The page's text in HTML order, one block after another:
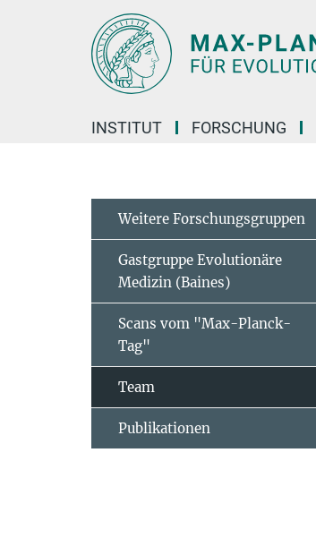
INSTITUT FORSCHUNG
Weitere Forschungsgruppen
Gastgruppe Evolutionäre
Medizin (Baines)
Scans vom "Max-Planck-
Tag"
Team
Publikationen